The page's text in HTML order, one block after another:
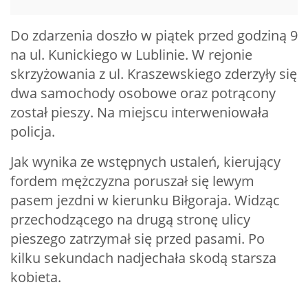
Do zdarzenia doszło w piątek przed godziną 9
na ul. Kunickiego w Lublinie. W rejonie
skrzyżowania z ul. Kraszewskiego zderzyły się
dwa samochody osobowe oraz potrącony
został pieszy. Na miejscu interweniowała
policja.
Jak wynika ze wstępnych ustaleń, kierujący
fordem mężczyzna poruszał się lewym
pasem jezdni w kierunku Biłgoraja. Widząc
przechodzącego na drugą stronę ulicy
pieszego zatrzymał się przed pasami. Po
kilku sekundach nadjechała skodą starsza
kobieta.